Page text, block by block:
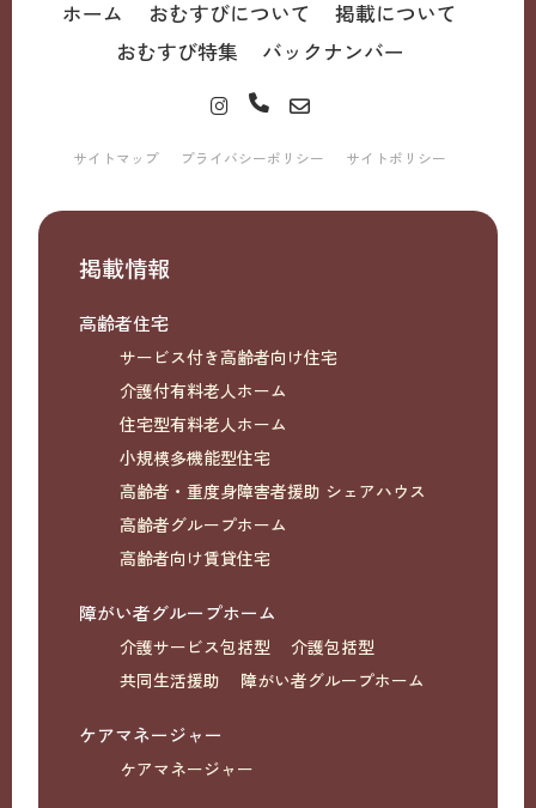
ホーム おむすびについて
掲載について
おむすび特集
バックナンバー
サイトマップ プライバシーポリシー サイトポリシー
掲載情報
高齢者住宅
サービス付き高齢者向け住宅
介護付有料老人ホーム
住宅型有料老人ホーム
小規模多機能型住宅
高齢者・重度身障害者援助 シェアハウス
高齢者グループホーム
高齢者向け賃貸住宅
障がい者グループホーム
介護サービス包括型
介護包括型
共同生活援助
障がい者グループホーム
ケアマネージャー
ケアマネージャー